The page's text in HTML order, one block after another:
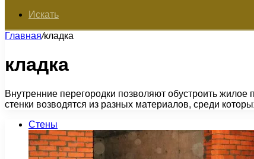
Искать
Главная/кладка
кладка
Внутренние перегородки позволяют обустроить
стенки возводятся из разных материалов, среди
Стены